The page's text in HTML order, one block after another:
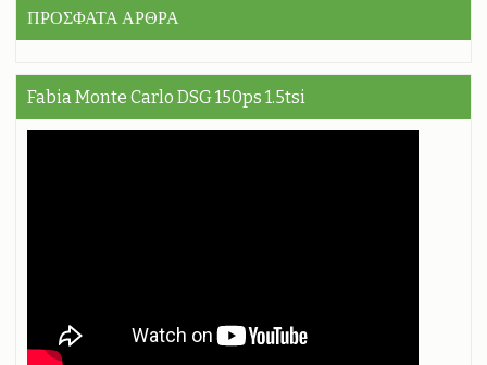
ΠΡΟΣΦΑΤΑ ΑΡΘΡΑ
Fabia Monte Carlo DSG 150ps 1.5tsi